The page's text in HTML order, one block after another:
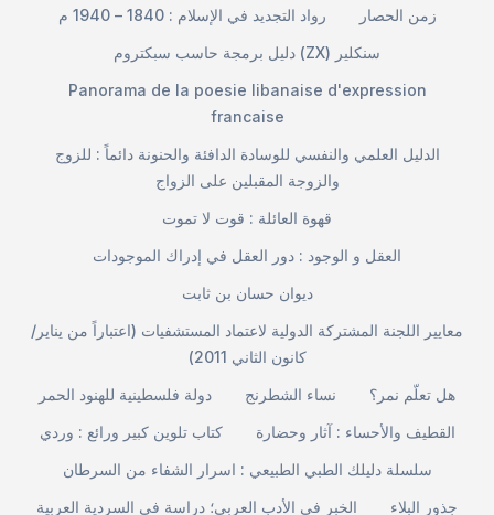
رواد التجديد في الإسلام : 1840 – 1940 م
زمن الحصار
دليل برمجة حاسب سبكتروم (ZX) سنكلير
Panorama de la poesie libanaise d'expression
francaise
الدليل العلمي والنفسي للوسادة الدافئة والحنونة دائماً : للزوج
والزوجة المقبلين على الزواج
قهوة العائلة : قوت لا تموت
العقل و الوجود : دور العقل في إدراك الموجودات
ديوان حسان بن ثابت
معايير اللجنة المشتركة الدولية لاعتماد المستشفيات (اعتباراً من يناير/
كانون الثاني 2011)
دولة فلسطينية للهنود الحمر
نساء الشطرنج
هل تعلّم نمر؟
كتاب تلوين كبير ورائع : وردي
القطيف والأحساء : آثار وحضارة
سلسلة دليلك الطبي الطبيعي : اسرار الشفاء من السرطان
الخبر في الأدب العربي؛ دراسة في السردية العربية
جذور البلاء